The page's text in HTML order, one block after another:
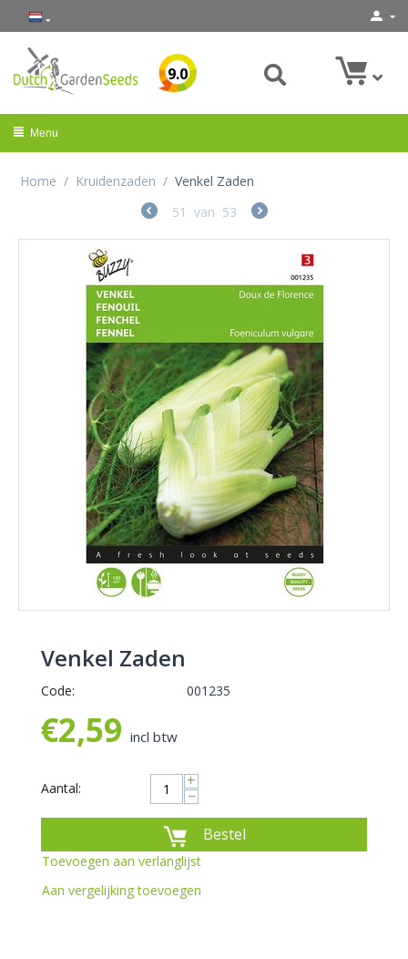
9.0
Menu
Home / Kruidenzaden / Venkel Zaden
51 van 53
Venkel Zaden
Code: 001235
€2,59 incl btw
Aantal: +
−
Bestel
Toevoegen aan verlanglijst
Aan vergelijking toevoegen